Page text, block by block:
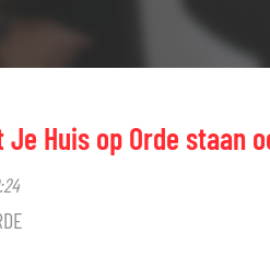
Huis op Orde staan